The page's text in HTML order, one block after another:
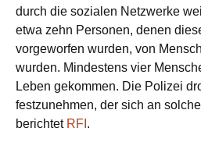
durch die sozialen Netzwerke
etwa zehn Personen, denen
vorgeworfen wurden, von
wurden. Mindestens vier
Leben gekommen. Die Polizei
festzunehmen, der sich an
berichtet RFI .